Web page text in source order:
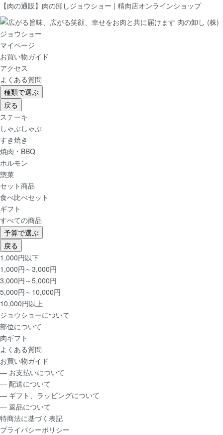
【肉の通販】肉の卸しジョウショー | 精肉店オンラインショップ
マイページ
お買い物ガイド
アクセス
よくある質問
種類で選ぶ
戻る
ステーキ
しゃぶしゃぶ
すき焼き
焼肉・BBQ
ホルモン
惣菜
セット商品
食べ比べセット
ギフト
すべての商品
予算で選ぶ
戻る
1,000円以下
1,000円～3,000円
3,000円～5,000円
5,000円～10,000円
10,000円以上
ジョウショーについて
部位について
肉ギフト
よくある質問
お買い物ガイド
― お支払いについて
― 配送について
― ギフト、ラッピングについて
― 返品について
特商法に基づく表記
プライバシーポリシー